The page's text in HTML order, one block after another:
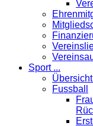
Sport ...
Fussball